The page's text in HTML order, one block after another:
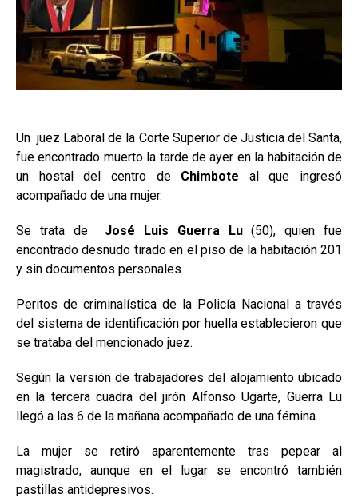
Un juez Laboral de la Corte Superior de Justicia del Santa,
fue encontrado muerto la tarde de ayer en la habitación de
un hostal del centro de Chimbote al que ingresó
acompañado de una mujer.
Se trata de José Luis Guerra Lu(50), quien fue
encontrado desnudo tirado en el piso de la habitación 201
y sin documentos personales.
Peritos de criminalística de la Policía Nacional a través
del sistema de identificación por huella establecieron que
se trataba del mencionado juez.
Según la versión de trabajadores del alojamiento ubicado
en la tercera cuadra del jirón Alfonso Ugarte, Guerra Lu
llegó a las 6 de la mañana acompañado de una fémina..
La mujer se retiró aparentemente tras pepear al
magistrado, aunque en el lugar se encontró también
pastillas antidepresivos.